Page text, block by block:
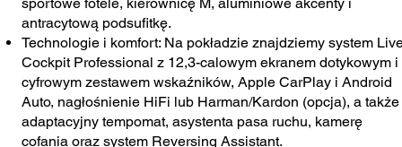
antracytową podsufitkę.
Technologie i komfort: Na pokładzie znajdziemy system
Cockpit Professional z 12,3-calowym ekranem dotykowym i
cyfrowym zestawem wskaźników, Apple CarPlay i Android
Auto, nagłośnienie HiFi lub Harman/Kardon (opcja), a także
adaptacyjny tempomat, asystenta pasa ruchu, kamerę
cofania oraz system Reversing Assistant.